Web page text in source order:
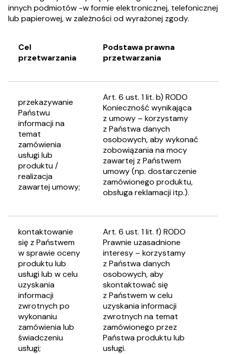
innych podmiotów -w formie elektronicznej, telefonicznej
lub papierowej, w zależności od wyrażonej zgody.
Cel
przetwarzania
Podstawa prawna
przetwarzania
przekazywanie
Państwu
informacji na
temat
zamówienia
usługi lub
produktu /
realizacja
zawartej umowy;
Art. 6 ust. 1 lit. b) RODO
Konieczność wynikająca
z umowy – korzystamy
z Państwa danych
osobowych, aby wykonać
zobowiązania na mocy
zawartej z Państwem
umowy (np. dostarczenie
zamówionego produktu,
obsługa reklamacji itp.).
kontaktowanie
się z Państwem
w sprawie oceny
produktu lub
usługi lub w celu
uzyskania
informacji
zwrotnych po
wykonaniu
zamówienia lub
świadczeniu
usługi;
Art. 6 ust. 1 lit. f) RODO
Prawnie uzasadnione
interesy – korzystamy
z Państwa danych
osobowych, aby
skontaktować się
z Państwem w celu
uzyskania informacji
zwrotnych na temat
zamówionego przez
Państwa produktu lub
usługi.